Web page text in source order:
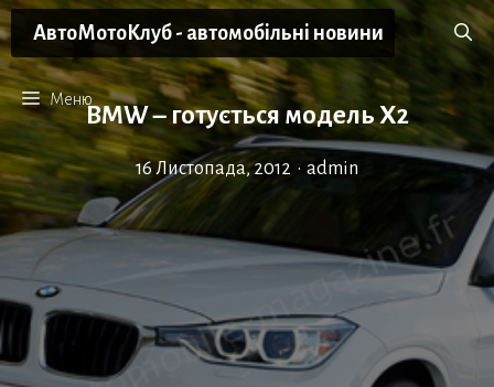
Перейти
до
вмісту
АвтоМотоКлуб - автомобільні новини
Меню
BMW – готується модель Х2
16 Листопада, 2012 • admin